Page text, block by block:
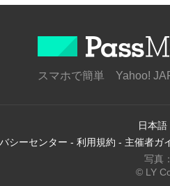
スマホで簡単 Yahoo!
日本語
シーセンター - 利用規約 - 主催者ガ
写真
© LY